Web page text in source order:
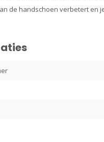
de handschoen verbetert en